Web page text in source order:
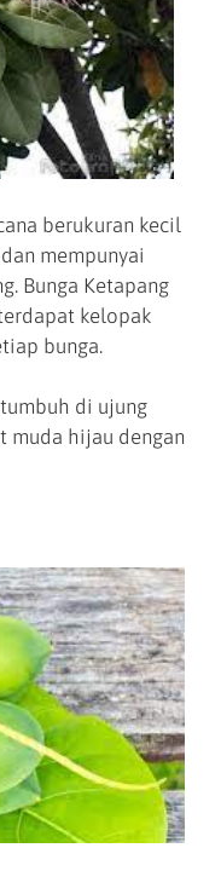
berukuran kecil
mempunyai
Bunga Ketapang
kelopak
bunga.
di ujung
muda hijau dengan